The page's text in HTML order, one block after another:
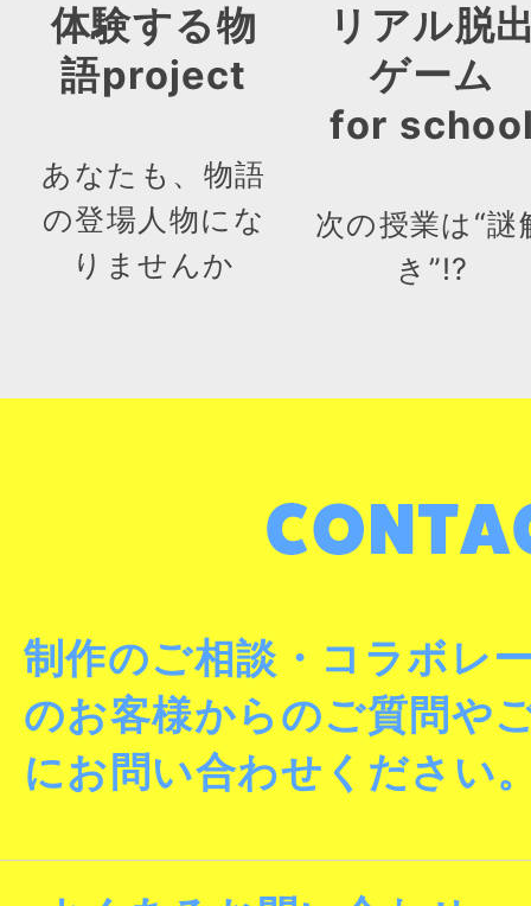
体験する物
語project
あなたも、物語
の登場人物にな
りませんか
リアル脱
ゲーム
for
次の授業は“謎
き”!?
制作のご相談・コラボレ
のお客様からのご質問や
にお問い合わせください